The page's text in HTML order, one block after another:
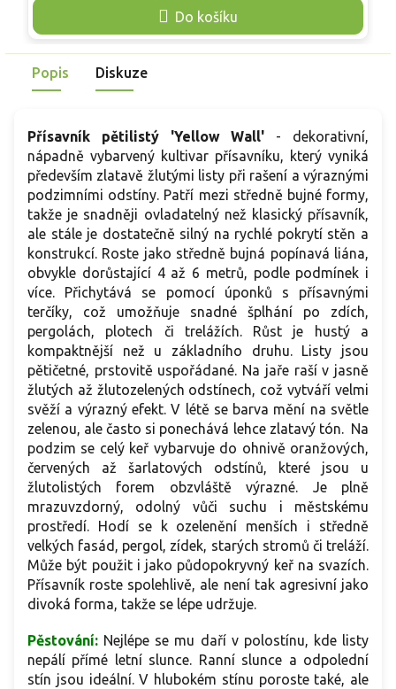
Do košíku
opory. Dorůstá až 15 metrů a je ideální pro zakrytí fasád či
plotů, kde v létě přirozeně ochlazuje zdivo. Spolehlivá,
design.
Popis Diskuze
Přísavník pětilistý 'Yellow Wall' - dekorativní,
nápadně vybarvený kultivar přísavníku, který vyniká
především zlatavě žlutými listy při rašení a výraznými
podzimními odstíny. Patří mezi středně bujné formy,
takže je snadněji ovladatelný než klasický přísavník,
ale stále je dostatečně silný na rychlé pokrytí stěn a
konstrukcí. Roste jako středně bujná popínavá liána,
obvykle dorůstající 4 až 6 metrů, podle podmínek i
více. Přichytává se pomocí úponků s přísavnými
terčíky, což umožňuje snadné šplhání po zdích,
pergolách, plotech či trelážích. Růst je hustý a
kompaktnější než u základního druhu. Listy jsou
pětičetné, prstovitě uspořádané. Na jaře raší v jasně
žlutých až žlutozelených odstínech, což vytváří velmi
svěží a výrazný efekt. V létě se barva mění na světle
zelenou, ale často si ponechává lehce zlatavý tón. Na
podzim se celý keř vybarvuje do ohnivě oranžových,
červených až šarlatových odstínů, které jsou u
žlutolistých forem obzvláště výrazné. Je plně
mrazuvzdorný, odolný vůči suchu i městskému
prostředí. Hodí se k ozelenění menších i středně
velkých fasád, pergol, zídek, starých stromů či treláží.
Může být použit i jako půdopokryvný keř na svazích.
Přísavník roste spolehlivě, ale není tak agresivní jako
divoká forma, takže se lépe udržuje.
Pěstování: Nejlépe se mu daří v polostínu, kde listy
nepálí přímé letní slunce. Ranní slunce a odpolední
stín jsou ideální. V hlubokém stínu poroste také, ale